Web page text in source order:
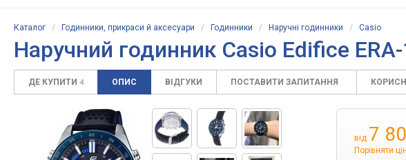
Каталог / Годинники, прикраси й аксесуари / Годинники / Наручні годинники / Casio
Наручний годинник Casio Edifice
ДЕ КУПИТИ 4 ОПИС ВІДГУКИ ПОСТАВИТИ ЗАПИТАННЯ
від 7
Порівняти